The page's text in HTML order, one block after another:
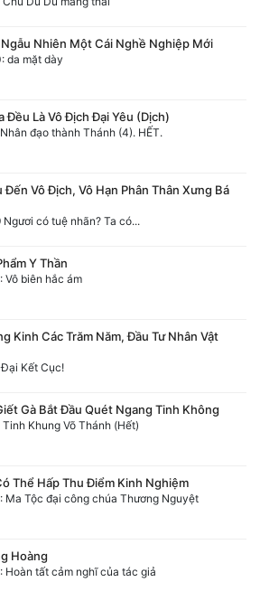
Ngẫu Nhiên Một Cái Nghề Nghiệp Mới
da mặt dày
Đều Là Vô Địch Đại Yêu (Dịch)
đạo thành Thánh (4). HẾT.
Đến Vô Địch, Vô Hạn Phân Thân Xưng Bá
có tuệ nhãn? Ta có...
Y Thần
Vô biên hắc ám
Kinh Các Trăm Năm, Đầu Tư Nhân Vật
Kết Cục!
Gà Bắt Đầu Quét Ngang Tinh Không
Khung Võ Thánh (Hết)
Thể Hấp Thu Điểm Kinh Nghiệm
Ma Tộc đại công chúa Thương Nguyệt
Hoàng
Hoàn tất cảm nghĩ của tác giả